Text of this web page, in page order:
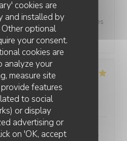
cookies are
and installed by
optional
your consent.
cookies are
analyze your
measure site
features
to social
or display
advertising or
on 'OK, accept
des produits frais de
tout est parfait pour un très
2
/5 Food:5/5 Value
optisch sehr ansprechend,